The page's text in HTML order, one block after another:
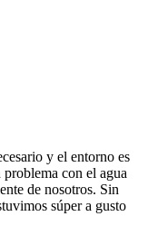
y el entorno es
con el agua
de nosotros. Sin
súper a gusto